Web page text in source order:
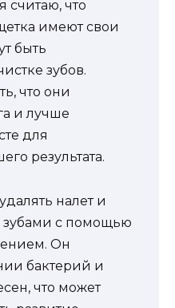
считаю, что
имеют свои
быть
зубов.
что они
и лучше
для
результата.
налет и
с помощью
Он
бактерий и
что может